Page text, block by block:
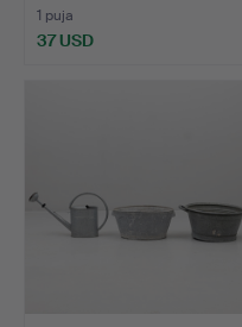
1 puja
37 USD